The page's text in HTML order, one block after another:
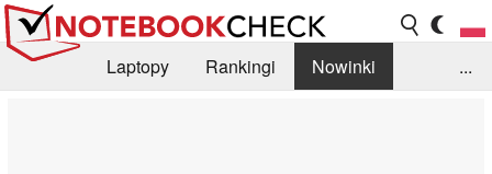
Laptopy Rankingi
Nowinki
...